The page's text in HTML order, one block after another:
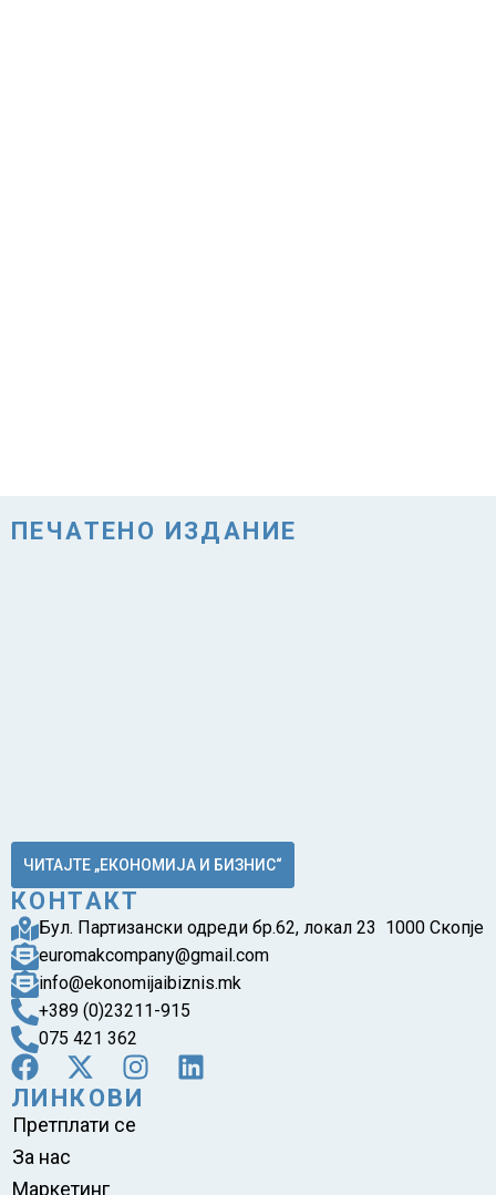
ПЕЧАТЕНО ИЗДАНИЕ
ЧИТАЈТЕ „ЕКОНОМИЈА И БИЗНИС“
КОНТАКТ
Бул. Партизански одреди бр.62, локал 23 1000 Скопје
euromakcompany@gmail.com
info@ekonomijaibiznis.mk
+389 (0)23211-915
075 421 362
ЛИНКОВИ
Претплати се
За нас
Маркетинг